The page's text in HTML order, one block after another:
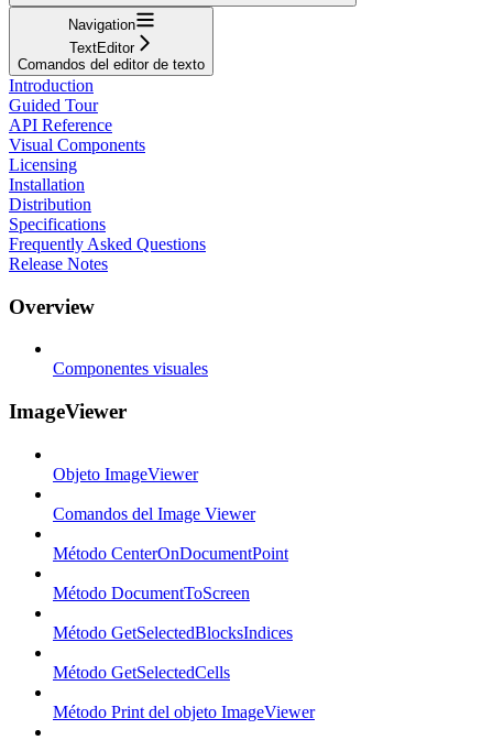
Navigation
TextEditor
Comandos del editor de texto
Introduction
Guided Tour
API Reference
Visual Components
Licensing
Installation
Distribution
Specifications
Frequently Asked Questions
Release Notes
Overview
Componentes visuales
ImageViewer
Objeto ImageViewer
Comandos del Image Viewer
Método CenterOnDocumentPoint
Método DocumentToScreen
Método GetSelectedBlocksIndices
Método GetSelectedCells
Método Print del objeto ImageViewer